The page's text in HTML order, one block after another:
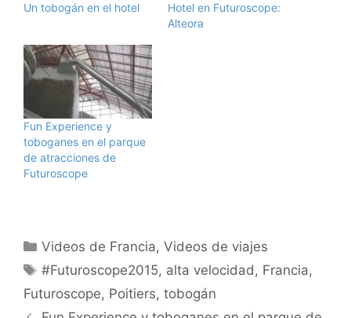
Un tobogán en el hotel
Hotel en Futuroscope:
Alteora
Fun Experience y
toboganes en el parque
de atracciones de
Futuroscope
Categorías
Videos de Francia,Videos de viajes
Etiquetas
#Futuroscope2015, alta velocidad , Francia,
Futuroscope, Poitiers, tobogán